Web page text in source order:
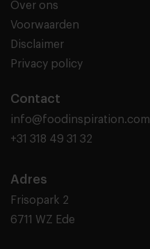
Over ons
Voorwaarden
Disclaimer
Privacy policy
Contact
info@foodinspiration.com
+31 318 49 31 32
Adres
Frisopark 2
6711 WZ Ede